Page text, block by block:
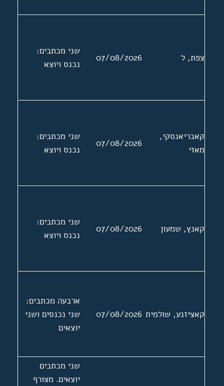
צפת, ל 07/08/2026
שני מכתבים:
נכנס ויוצא
קאבריאנסקי,
מאזי
07/08/2026
שני מכתבים:
נכנס ויוצא
קאנץ, שמעון 07/08/2026
שני מכתבים:
נכנס ויוצא
קאציזנע, שולמית 07/08/2026
ארבעה מכתבים:
שני נכנסים ושני
יוצאים
שני מכתבים
יוצאים. מצורף